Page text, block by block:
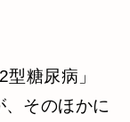
糖尿病」
、そのほかに